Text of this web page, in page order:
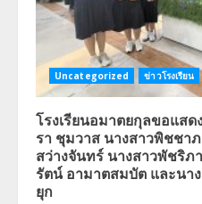
Uncategorized ข่าวโรงเรียน
โรงเรียนอมาตยกุลขอแส
รา ชุมวาส นางสาวพิชชา
สว่างจันทร์ นางสาวพัชริภ
รัตน์ อามาตสมบัต และนา
ยุก